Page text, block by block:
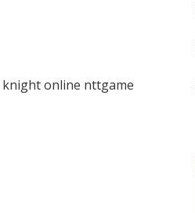
knight online nttgame